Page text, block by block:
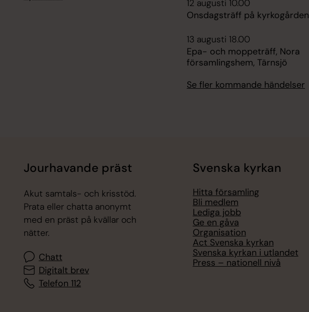
12 augusti 10.00
Onsdagsträff på kyrkogården
13 augusti 18.00
Epa- och moppeträff, Nora
församlingshem, Tärnsjö
Se fler kommande händelser
Jourhavande präst
Akut samtals- och krisstöd.
Prata eller chatta anonymt
med en präst på kvällar och
nätter.
Chatt
Digitalt brev
Telefon 112
Svenska kyrkan
Hitta församling
Bli medlem
Lediga jobb
Ge en gåva
Organisation
Act Svenska kyrkan
Svenska kyrkan i utlandet
Press – nationell nivå